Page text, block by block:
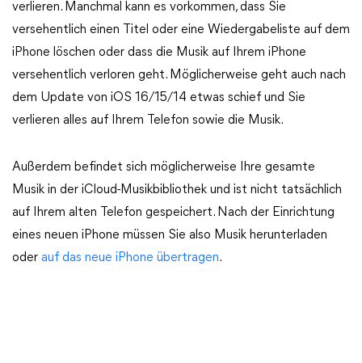
verlieren. Manchmal kann es vorkommen, dass Sie
versehentlich einen Titel oder eine Wiedergabeliste auf dem
iPhone löschen oder dass die Musik auf Ihrem iPhone
versehentlich verloren geht. Möglicherweise geht auch nach
dem Update von iOS 16/15/14 etwas schief und Sie
verlieren alles auf Ihrem Telefon sowie die Musik.
Außerdem befindet sich möglicherweise Ihre gesamte
Musik in der iCloud-Musikbibliothek und ist nicht tatsächlich
auf Ihrem alten Telefon gespeichert. Nach der Einrichtung
eines neuen iPhone müssen Sie also Musik herunterladen
oder auf das neue iPhone übertragen.